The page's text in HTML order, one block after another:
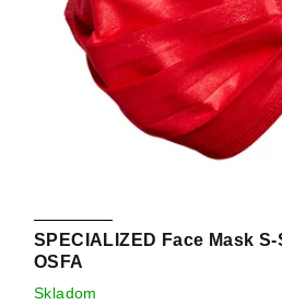
SPECIALIZED Face Mask
OSFA
Skladom